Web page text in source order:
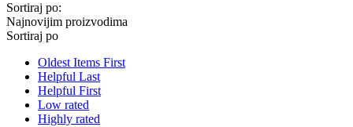
Sortiraj po:
Najnovijim proizvodima
Sortiraj po
Oldest Items First
Helpful Last
Helpful First
Low rated
Highly rated